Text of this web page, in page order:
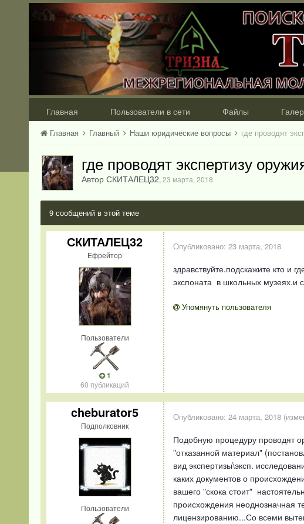
Главная Пользователи в сети Файлы
Главная Главный Наши юридические вопросы где проводят
где проводят экспертизу
Автор СКИТАЛЕЦ32, 23 марта, 2018
9 сообщений в этой теме
СКИТАЛЕЦ32
Ефрейтор
Пользователи
1
60 публикаций
Опубликовано: 23 марта, 2018
здравствуйте.подскажите кто и
экспоната в школьных музеях.и
Упомянуть пользователя
cheburator5
Подполковник
Пользователи
Опубликовано: 24 марта, 2018
Подобную процедуру проводят
"отказанной материал"
вид экспертизы\эксп.
каких документов о
вашего "скока стоит"
происхождения неоднозначная
лицензированию...Со всеми